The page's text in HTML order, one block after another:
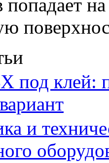
попадает
под клей:
и